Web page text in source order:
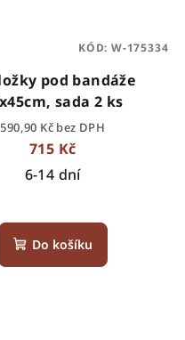
pod bandáže
sada 2 ks
590,90 Kč bez DPH
715 Kč
6-14 dní
Do košíku
KÓD:W-175334